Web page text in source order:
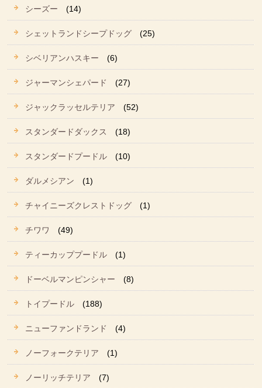
シーズー (14)
シェットランドシープドッグ (25)
シベリアンハスキー (6)
ジャーマンシェパード (27)
ジャックラッセルテリア (52)
スタンダードダックス (18)
スタンダードプードル (10)
ダルメシアン (1)
チャイニーズクレストドッグ (1)
チワワ (49)
ティーカッププードル (1)
ドーベルマンピンシャー (8)
トイプードル (188)
ニューファンドランド (4)
ノーフォークテリア (1)
ノーリッチテリア (7)